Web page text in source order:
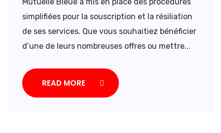
simplifiées pour la souscription et la résiliation
de ses services. Que vous souhaitiez bénéficier
d’une de leurs nombreuses offres ou mettre...
READ MORE